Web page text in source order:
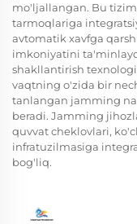
mo'ljallangan. Bu
tarmoqlariga
avtomatik xavfga
imkoniyatini
shakllantirish
vaqtning o'zida bir
tanlangan jamming
beradi. Jamming
quvvat cheklovlari,
infratuzilmasiga
bog'liq.